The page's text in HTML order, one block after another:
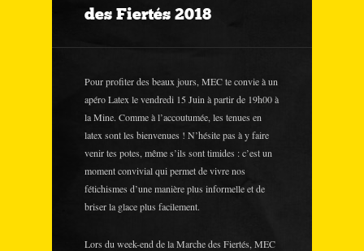
des Fiertés 2018
Pour profiter des beaux jours, MEC te convie à un
apéro Latex le vendredi 15 Juin à partir de 19h00 à
la Mine. Comme à l’accoutumée, les tenues en
latex sont les bienvenues ! N’hésite pas à y faire
venir tes potes, même s’ils sont timides : c’est un
moment convivial qui permet de vivre nos
fétichismes d’une manière plus informelle et de
briser la glace plus facilement.
Lors du week-end de la Marche des Fiertés, MEC